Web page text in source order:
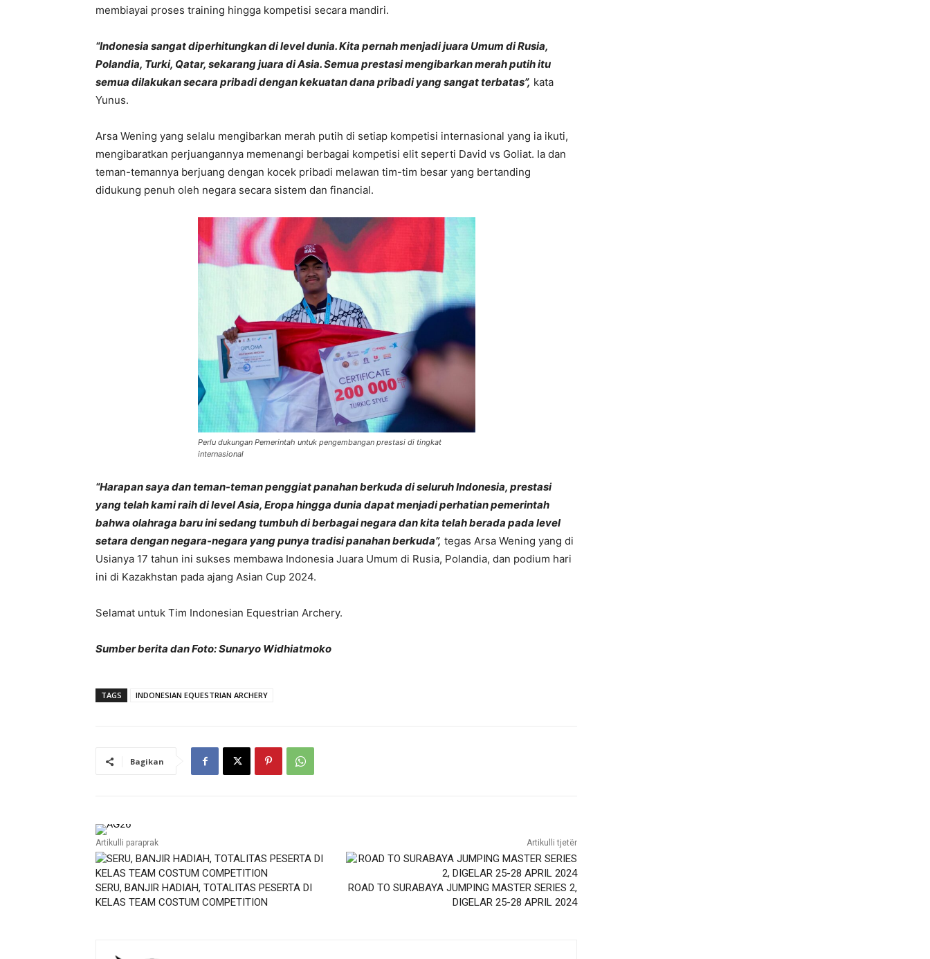
membiayai proses training hingga kompetisi secara mandiri.
“Indonesia sangat diperhitungkan di level dunia. Kita pernah menjadi juara Umum di Rusia,
Polandia, Turki, Qatar, sekarang juara di Asia. Semua prestasi mengibarkan merah putih itu
semua dilakukan secara pribadi dengan kekuatan dana pribadi yang sangat terbatas”, kata
Yunus.
Arsa Wening yang selalu mengibarkan merah putih di setiap kompetisi internasional yang ia ikuti,
mengibaratkan perjuangannya memenangi berbagai kompetisi elit seperti David vs Goliat. Ia dan
teman-temannya berjuang dengan kocek pribadi melawan tim-tim besar yang bertanding
didukung penuh oleh negara secara sistem dan financial.
Perlu dukungan Pemerintah untuk pengembangan prestasi di tingkat
internasional
“Harapan saya dan teman-teman penggiat panahan berkuda di seluruh Indonesia, prestasi
yang telah kami raih di level Asia, Eropa hingga dunia dapat menjadi perhatian pemerintah
bahwa olahraga baru ini sedang tumbuh di berbagai negara dan kita telah berada pada level
setara dengan negara-negara yang punya tradisi panahan berkuda”, tegas Arsa Wening yang di
Usianya 17 tahun ini sukses membawa Indonesia Juara Umum di Rusia, Polandia, dan podium hari
ini di Kazakhstan pada ajang Asian Cup 2024.
Selamat untuk Tim Indonesian Equestrian Archery.
Sumber berita dan Foto: Sunaryo Widhiatmoko
TAGS INDONESIAN EQUESTRIAN ARCHERY
Bagikan
Artikulli paraprak
SERU, BANJIR HADIAH, TOTALITAS PESERTA DI
KELAS TEAM COSTUM COMPETITION
Artikulli tjetër
ROAD TO SURABAYA JUMPING MASTER SERIES 2,
DIGELAR 25-28 APRIL 2024